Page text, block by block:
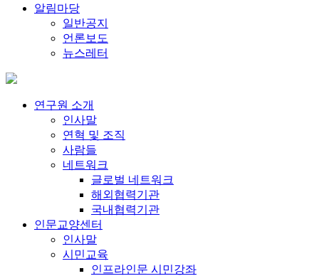
알림마당
일반공지
언론보도
뉴스레터
연구원 소개
인사말
연혁 및 조직
사람들
네트워크
글로벌 네트워크
해외협력기관
국내협력기관
인문교양센터
인사말
시민교육
인프라인문 시민강좌